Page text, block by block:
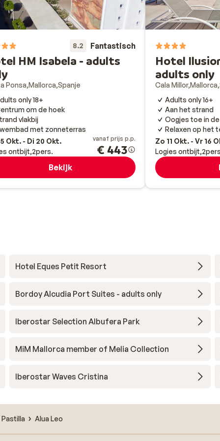
8.2 Fantastisch
HM Isabela - adults
Ponsa Mallorca Spanje
only 18+
om de hoek
vlakbij
met zonneterras
Okt. - Di 20 Okt.
ontbijt 2pers.
vanaf prijs p.p.
€ 443
Bekijk
Hotel
adults only
Cala Millor Mallorca
Adults only 16+
Aan het strand
Oogjes toe in
Relaxen op het
Zo 11 Okt. - Vr 16
Logies ontbijt 2
Hotel Eques Petit Resort
Bordoy Alcudia Port Suites - adults only
Iberostar Selection Albufera Park
MiM Mallorca member of Melia Collection
Iberostar Waves Cristina
Pastilla Alua Leo